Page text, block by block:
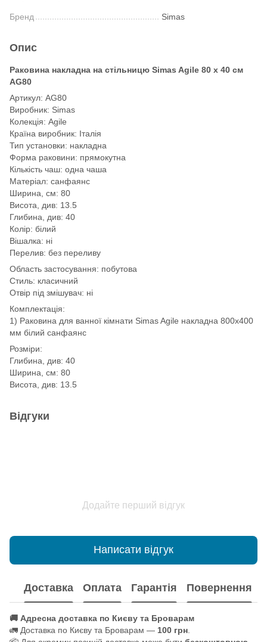
Бренд Simas
Опис
Раковина накладна на стільницю Simas Agile 80 х 40 см
AG80
Артикул: AG80
Виробник: Simas
Колекція: Agile
Країна виробник: Італія
Тип установки: накладна
Форма раковини: прямокутна
Кількість чаш: одна чаша
Матеріал: санфаянс
Ширина, см: 80
Висота, див: 13.5
Глибина, див: 40
Колір: білий
Вішалка: ні
Перелив: без переливу
Область застосування: побутова
Стиль: класичний
Отвір під змішувач: ні
Комплектація:
1) Раковина для ванної кімнати Simas Agile накладна 800х400
мм білий санфаянс
Розміри:
Глибина, див: 40
Ширина, см: 80
Висота, див: 13.5
Відгуки
Додайте перший відгук
Написати відгук
Доставка Оплата Гарантія Повернення
🚚 Адресна доставка по Києву та Броварам
🚛 Доставка по Києву та Броварам — 100 грн